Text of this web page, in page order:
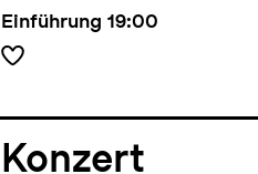
Einführung 19:00
Konzert